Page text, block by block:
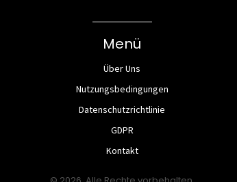
Menü
Über Uns
Nutzungsbedingungen
Datenschutzrichtlinie
GDPR
Kontakt